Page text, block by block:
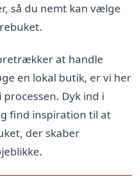
så du nemt kan vælge
at handle
en lokal butik, er vi her
Dyk ind i
find inspiration til at
der skaber